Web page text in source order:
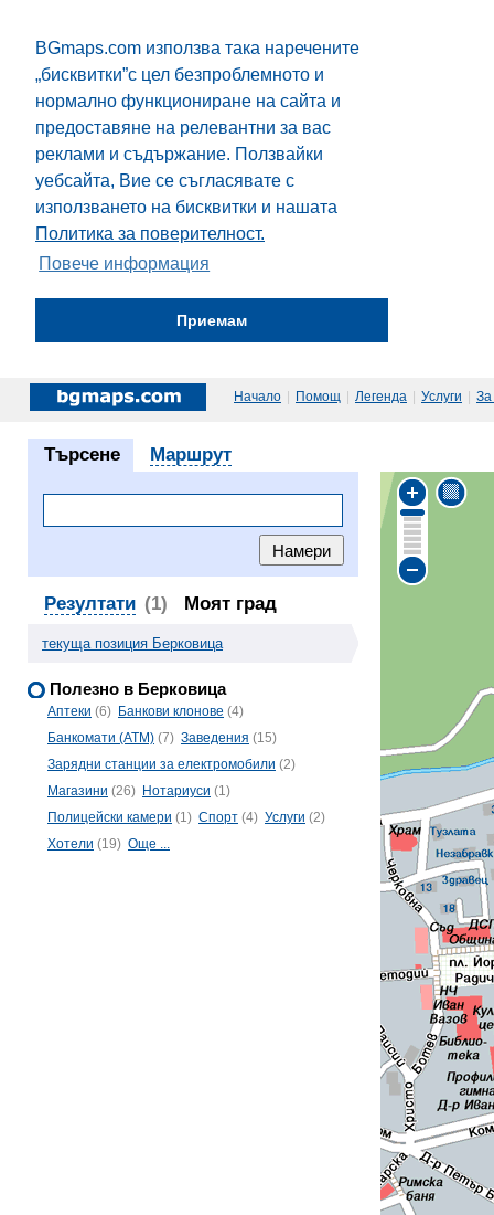
BGmaps.com използва така наречените
„бисквитки”с цел безпроблемното и
нормално функциониране на сайта и
предоставяне на релевантни за вас
реклами и съдържание. Ползвайки
уебсайта, Вие се съгласявате с
използването на бисквитки и нашата
Политика за поверителност.
Повече информация
Приемам
Начало | Помощ | Легенда | Услуги | За
Търсене Маршрут
Резултати (1) Моят град
текуща позиция Берковица
Полезно в Берковица
Аптеки (6) Банкови клонове (4)
Банкомати (ATM) (7) Заведения (15)
Зарядни станции за електромобили (2)
Магазини (26) Нотариуси (1)
Полицейски камери (1) Спорт (4) Услуги (2)
Хотели (19) Още ...